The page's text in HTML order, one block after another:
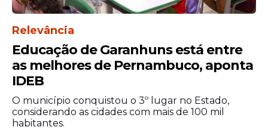
o Juntos pela Segurança, o maior programa
nossa história. Os laranjinhas, como
carinhosamente costumamos chamar,
chegam para cuidar da segurança das
pessoas, para que todos possam seguir com
tranquilidade no seu ir e vir. Já nomeamos
quase 7 mil profissionais de segurança
durante a nossa gestão e estes policiais que
Relevância
Educação de Garanhuns está entre
as melhores de Pernambuco, aponta
IDEB
O município conquistou o 3º lugar no Estado,
considerando as cidades com mais de 100 mil
habitantes.